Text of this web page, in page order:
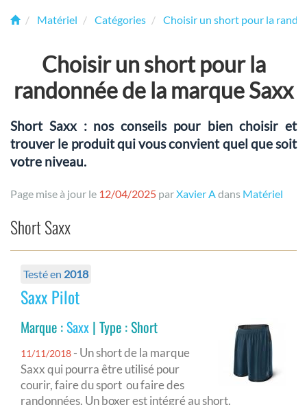
Matériel Catégories Choisir un short pour la
Choisir un short pour la
randonnée de la marque Saxx
Short Saxx : nos conseils pour bien choisir et
trouver le produit qui vous convient quel que soit
votre niveau.
Page mise à jour le 12/04/2025 parXavier Adans Matériel
Short Saxx
Testé en 2018
Saxx Pilot
Marque :Saxx | Type : Short
11/11/2018 - Un short de la marque
Saxx qui pourra être utilisé pour
courir, faire du sport ou faire des
randonnées. Un boxer est intégré au short.